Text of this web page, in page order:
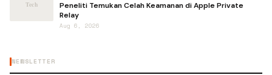
Peneliti Temukan Celah Keamanan di Apple Private
Relay
Aug 6, 2026
NEWSLETTER